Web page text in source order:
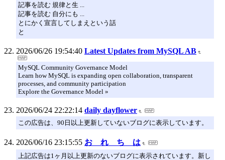
記事を読む 規律と生 ...
記事を読む 自分にも ...
とにかく宣言してしまえという話
と
2026/06/26 19:54:40 Latest Updates from MySQL AB
MySQL Community Governance Model
Learn how MySQL is expanding open collaboration, transparent
processes, and community participation
Explore the Governance Model »
2026/06/24 22:22:14 daily dayflower
この広告は、90日以上更新していないブログに表示しています。
2026/06/16 23:15:55 お れ ち は
上記広告は1ヶ月以上更新のないブログに表示されています。新し